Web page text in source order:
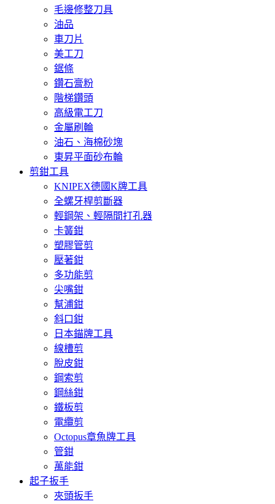
毛邊修整刀具
油品
車刀片
美工刀
鋸條
鑽石膏粉
階梯鑽頭
高級電工刀
金屬刷輪
油石、海棉砂塊
東昇平面砂布輪
剪鉗工具
KNIPEX德國K牌工具
全螺牙桿剪斷器
輕鋼架、輕隔間打孔器
卡簧鉗
塑膠管剪
壓著鉗
多功能剪
尖嘴鉗
幫浦鉗
斜口鉗
日本錨牌工具
線槽剪
脫皮鉗
鋼索剪
鋼絲鉗
鐵板剪
電纜剪
Octopus章魚牌工具
管鉗
萬能鉗
起子扳手
夾頭扳手